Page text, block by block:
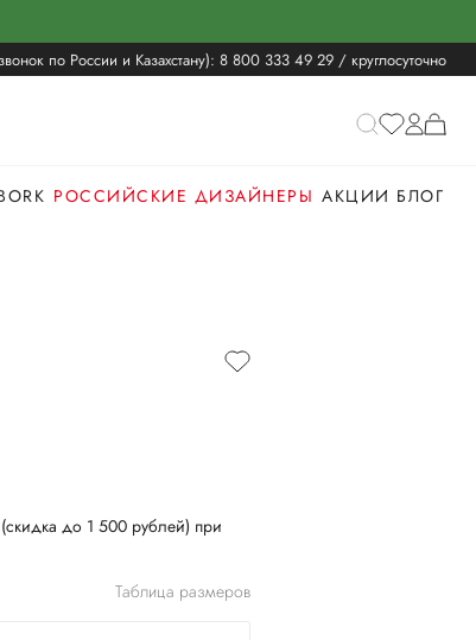
по России и Казахстану): 8 800 333 49 29 / круглосуточно
РОССИЙСКИЕ ДИЗАЙНЕРЫ АКЦИИ БЛОГ
до 1 500 рублей) при
Таблица размеров